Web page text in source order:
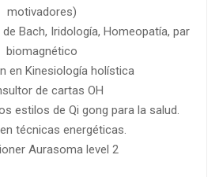
motivadores)
Bach, Iridología, Homeopatía, par
biomagnético
en Kinesiología holística
de cartas OH
estilos de Qi gong para la salud.
técnicas energéticas.
Aurasoma level 2